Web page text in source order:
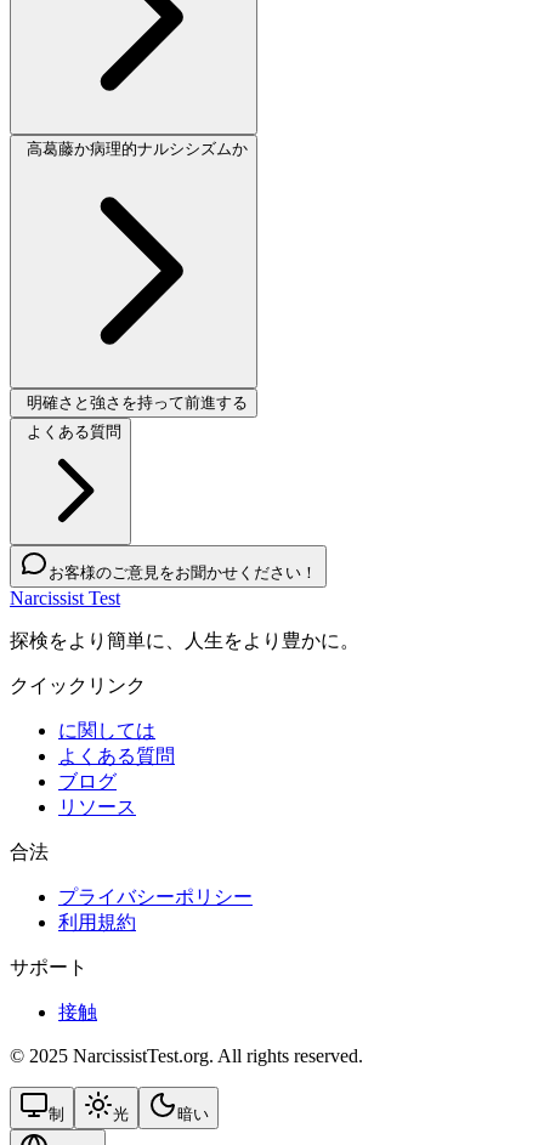
高葛藤か病理的ナルシシズムか
明確さと強さを持って前進する
よくある質問
お客様のご意見をお聞かせください！
Narcissist Test
探検をより簡単に、人生をより豊かに。
クイックリンク
に関しては
よくある質問
ブログ
リソース
合法
プライバシーポリシー
利用規約
サポート
接触
© 2025 NarcissistTest.org. All rights reserved.
制 光 暗い